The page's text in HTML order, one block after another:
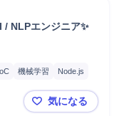
/ NLPエンジニア✨
機械学習
Node.js
自然言語処理【最先端
気になる